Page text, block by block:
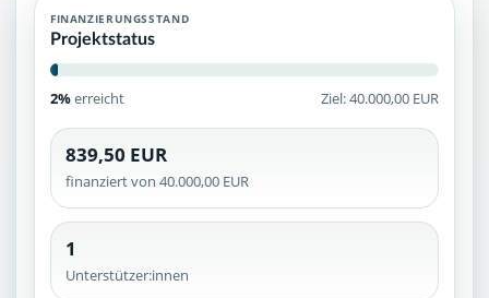
FINANZIERUNGSSTAND
Projektstatus
2%erreicht Ziel: 40.000,00 EUR
839,50 EUR
finanziert von 40.000,00 EUR
1
Unterstützer:innen